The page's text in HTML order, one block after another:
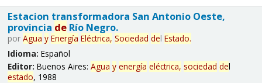
Estacion transformadora San Antonio Oeste,
provincia deRío Negro.
por Agua y Energía Eléctrica, Sociedad del Estado.
Idioma: Español
Editor: Buenos Aires: Agua y energía eléctrica, sociedad del
estado, 1988